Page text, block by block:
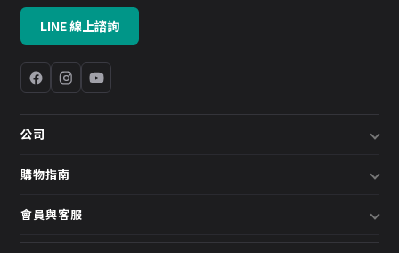
LINE 線上諮詢
公司
關於我們
預約諮詢
購物指南
配送說明
會員與客服
會員中心